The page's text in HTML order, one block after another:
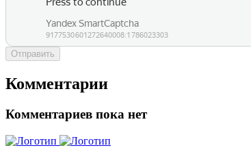
Отправить
Комментарии
Комментариев пока нет